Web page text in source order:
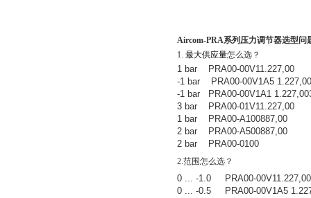
Aircom-PRA系列压力调节器选型问
1. 最大供应量怎么选？
1 bar PRA00-00V11.227,00
-1 bar PRA00-00V1A5 1.227,00
-1 bar PRA00-00V1A1
3 bar PRA00-01V11.227,00
1 bar PRA00-A100887,00
2 bar PRA00-A500887,00
2 bar PRA00-0100
2.范围怎么选？
0 ... -1.0 PRA00-
0 ... -0.5 PRA00-00V1A5